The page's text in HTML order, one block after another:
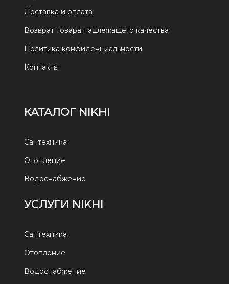
Доставка и оплата
Возврат товара надлежащего качества
Политика конфиденциальности
Контакты
КАТАЛОГ NIKHI
Сантехника
Отопление
Водоснабжение
УСЛУГИ NIKHI
Сантехника
Отопление
Водоснабжение